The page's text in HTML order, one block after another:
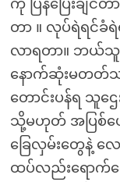
ကို ပြန်ပြေးချင်
တာ ။ လုပ်ရဲရင်ခံရဲ
လာရတာ။ ဘယ်သူ
နောက်ဆုံးမတတ်
တောင်းပန်ရ သူဌ
သို့မဟုတ် အပြစ်ပ
ခြေလှမ်းတွေနဲ့
ထပ်လည်းရောက်